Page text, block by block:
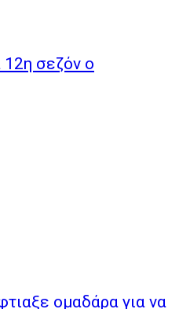
σεζόν ο
ομαδάρα για να